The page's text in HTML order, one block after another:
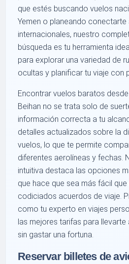
que estés buscando vuelos
Yemen o planeando conectarte
internacionales, nuestro
búsqueda es tu herramienta
para explorar una variedad de
ocultas y planificar tu viaje con
Encontrar vuelos baratos
Beihan no se trata solo de
información correcta a tu
detalles actualizados sobre la
vuelos, lo que te permite
diferentes aerolíneas y fechas.
intuitiva destaca las opciones
que hace que sea más fácil
codiciados acuerdos de viaje.
como tu experto en viajes
las mejores tarifas para
sin gastar una fortuna.
Reservar billetes de